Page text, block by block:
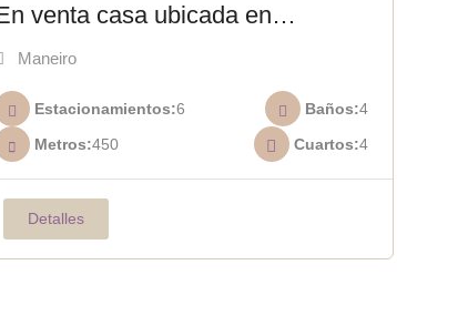
venta casa ubicada en
privada Paraíso I C-
011
Maneiro
Estacionamientos 6 Baños 4
Metros 450 Cuartos 4
Detalles